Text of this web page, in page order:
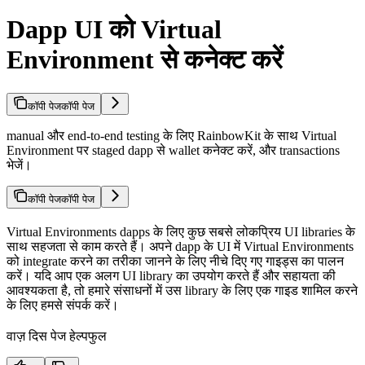
Dapp UI को Virtual
Environment से कनेक्ट करें
कॉपी पेजकॉपी पेज
manual और end-to-end testing के लिए RainbowKit के साथ Virtual
Environment पर staged dapp से wallet कनेक्ट करें, और transactions
भेजें।
कॉपी पेजकॉपी पेज
Virtual Environments dapps के लिए कुछ सबसे लोकप्रिय UI libraries के
साथ सहजता से काम करते हैं। अपने dapp के UI में Virtual Environments
को integrate करने का तरीका जानने के लिए नीचे दिए गए गाइड्स का पालन
करें। यदि आप एक अलग UI library का उपयोग करते हैं और सहायता की
आवश्यकता है, तो हमारे संसाधनों में उस library के लिए एक गाइड शामिल करने
के लिए हमसे संपर्क करें।
वाज़ दिस पेज हेल्पफुल